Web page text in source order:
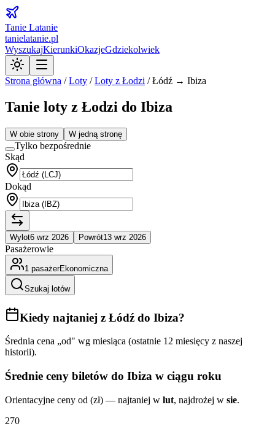
Tanie Latanie
tanielatanie.pl
WyszukajKierunkiOkazjeGdziekolwiek
Strona główna /Loty /Loty z Łodzi /Łódź → Ibiza
Tanie loty z Łodzi do Ibiza
W obie strony W jedną stronę
Tylko bezpośrednie
Skąd
Dokąd
Wylot6 wrz 2026 Powrót13 wrz 2026
Pasażerowie
1 pasażerEkonomiczna
Szukaj lotów
Kiedy najtaniej z Łódź do Ibiza?
Średnia cena „od" wg miesiąca (ostatnie 12 miesięcy z naszej
historii).
Średnie ceny biletów do Ibiza w ciągu roku
Orientacyjne ceny od (zł) — najtaniej w lut, najdrożej w sie.
270